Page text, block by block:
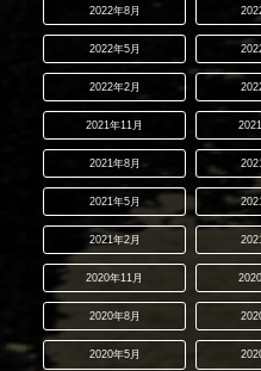
2022年8月
2022年5月
2022年2月
2021年11月
2021年8月
2021年5月
2021年2月
2020年11月
2020年8月
2020年5月